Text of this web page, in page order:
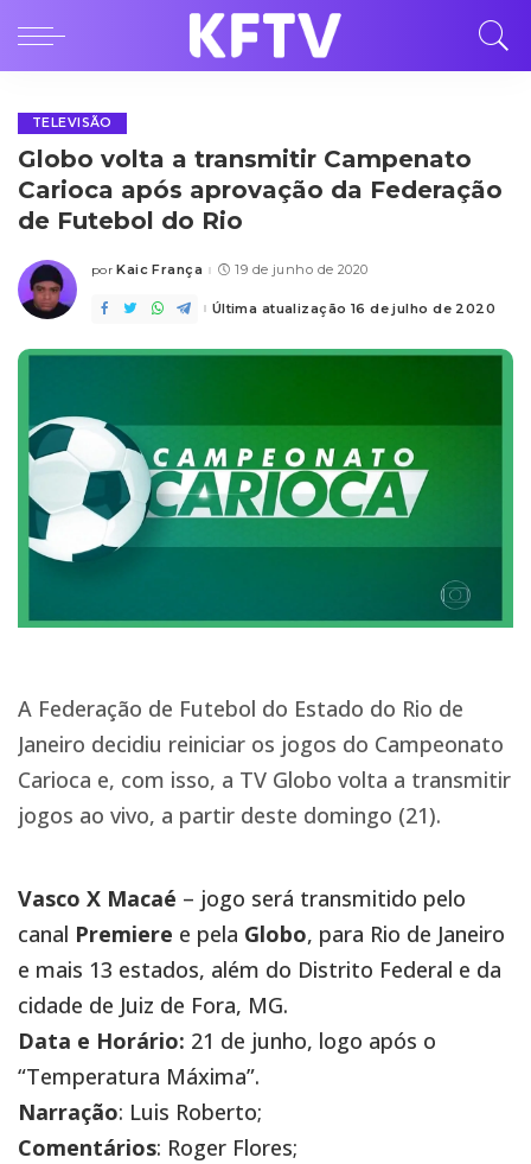
TELEVISÃO
Globo volta a transmitir Campenato
Carioca após aprovação da Federação
de Futebol do Rio
Posted
por Kaic França 19 de junho de 2020
Última atualização 16 de julho de 2020
A Federação de Futebol do Estado do Rio de
Janeiro decidiu reiniciar os jogos do Campeonato
Carioca e, com isso, a TV Globo volta a transmitir
jogos ao vivo, a partir deste domingo (21).
Vasco X Macaé – jogo será transmitido pelo
canal Premiere e pela Globo, para Rio de Janeiro
e mais 13 estados, além do Distrito Federal e da
cidade de Juiz de Fora, MG.
Data e Horário: 21 de junho, logo após o
“Temperatura Máxima”.
Narração: Luis Roberto;
Comentários: Roger Flores;